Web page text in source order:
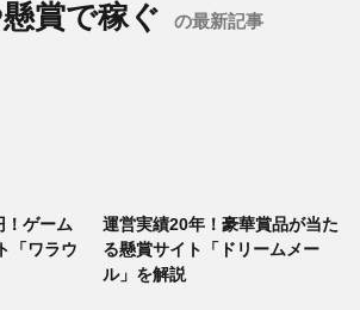
賞で稼ぐ の最新記事
！ゲーム
「ワラウ
運営実績20年！豪華賞品が当た
る懸賞サイト「ドリームメー
ル」を解説